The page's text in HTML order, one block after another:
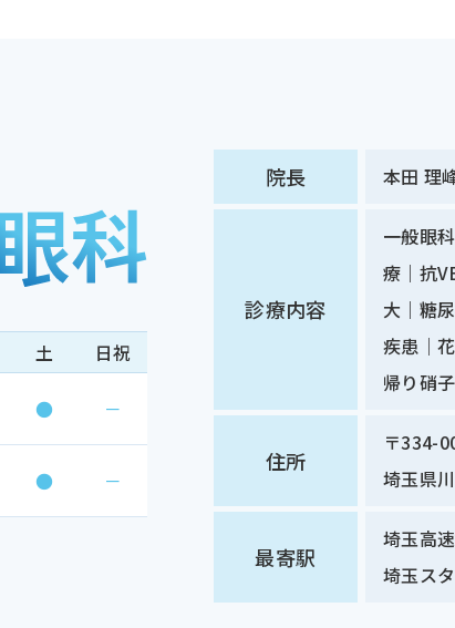
土 日祝
● －
● －
院長 本田 理
診療内容
一般眼
療｜抗
大｜糖
疾患｜
帰り硝
住所
〒334-
埼玉県
最寄駅
埼玉高
埼玉ス